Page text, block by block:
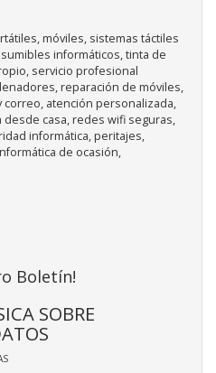
móviles, sistemas táctiles
informáticos, tinta de
servicio profesional
reparación de móviles,
atención personalizada,
casa, redes wifi seguras,
informática, peritajes,
de ocasión,
Boletín!
SOBRE